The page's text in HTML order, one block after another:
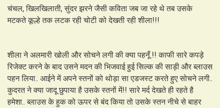
चंचल, खिलखिलाती, सुंदर झरने जैसी कविता जब जा रहे थे तब उसके
मटकते कूल्हे तक लटक रही चोटी को देखती रही शीला!!!
शीला ने अलमारी खोली और सोचने लगी की क्या पहनूँ !! काफी सारे कपड़े
रिजेक्ट करने के बाद उसने मदन की भिजवाई हुई सिल्क की साड़ी और ब्लाउस
पहन लिया.. आईने में अपने स्तनों को थोड़ा सा एडजस्ट करते हुए सोचने लगी..
कुदरत ने क्या जादू छुपाया है उसके स्तनों में!! सारे मर्द देखते ही रहते है
हमेशा.. ब्लाउस के हुक को ऊपर से बंद किया तो उसके स्तन नीचे से बाहर